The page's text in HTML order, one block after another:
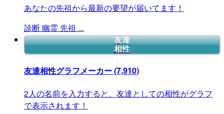
あなたの先祖から最新の要望が届いてます！
診断 幽霊 先祖 ...
友達
相性
友達相性グラフメーカー(7,910)
2人の名前を入力すると、友達としての相性がグラフ
で表示されます！